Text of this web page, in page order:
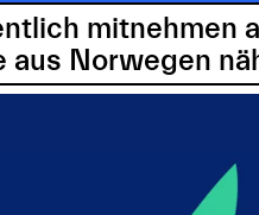
mitnehmen
aus Norwegen